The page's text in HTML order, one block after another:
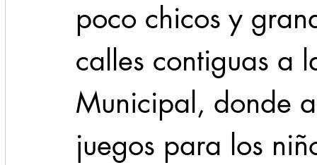
poco chicos y
calles contiguas a
Municipal, donde
juegos para los